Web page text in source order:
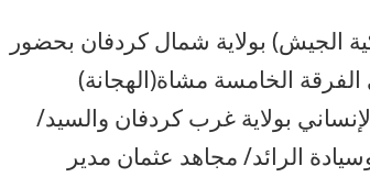
الجيش) بولاية شمال كردفان بحضور
الفرقة الخامسة مشاة(الهجانة)
بولاية غرب كردفان والسيد/
الرائد/ مجاهد عثمان مدير